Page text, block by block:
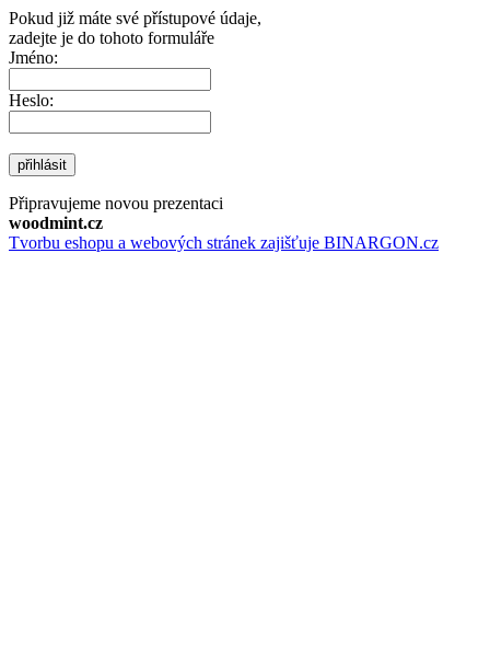
Pokud již máte své přístupové údaje,
zadejte je do tohoto formuláře
Jméno:
Heslo:
přihlásit
Připravujeme novou prezentaci
woodmint.cz
Tvorbu eshopu a webových stránek zajišťuje BINARGON.cz